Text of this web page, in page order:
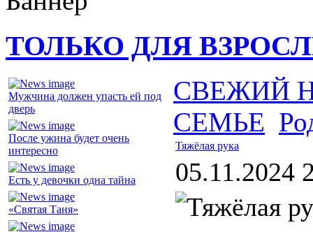
ТОЛЬКО ДЛЯ
Мужчина должен упасть ей под
дверь
После ужина будет очень
интересно
Есть у девочки одна тайна
«Святая Таня»
СВЕЖИЙ
СЕМЬЕ
Тяжёлая рука
05.11.2024